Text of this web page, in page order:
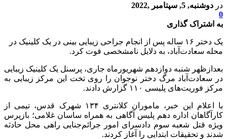
در دوشنبه, 5, سپتامبر ,2022
0
به اشتراک گذاری
یک دختر ۱۶ ساله پس از انجام جراحی‌ زیبایی بینی در یک کلینیک در
محله سعادت‌آباد، به دلایل نامشخصی فوت کرد.
بعدازظهر شنبه دوازدهم شهریورماه جاری، پرسنل یک کلینیک زیبایی
در سعادت‌آباد مرگ دختر نوجوان را روی تخت این مرکز زیبایی به
مرکز فوریت‌های پلیسی ۱۱۰ گزارش دادند.
با اعلام این خبر، ماموران کلانتری ۱۳۴ شهرک قدس، تیمی از
کارآگاهان اداره دهم پلیس آگاهی به همراه ساسان غلامی؛ بازپرس
ویژه قتل شعبه سوم دادسرای امور جرائم‌جنایی راهی محل حادثه
شدند و تحقیقات ابتدایی را آغاز کردند.